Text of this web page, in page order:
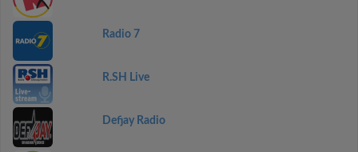
Radio 7
R.SH Live
Defjay Radio